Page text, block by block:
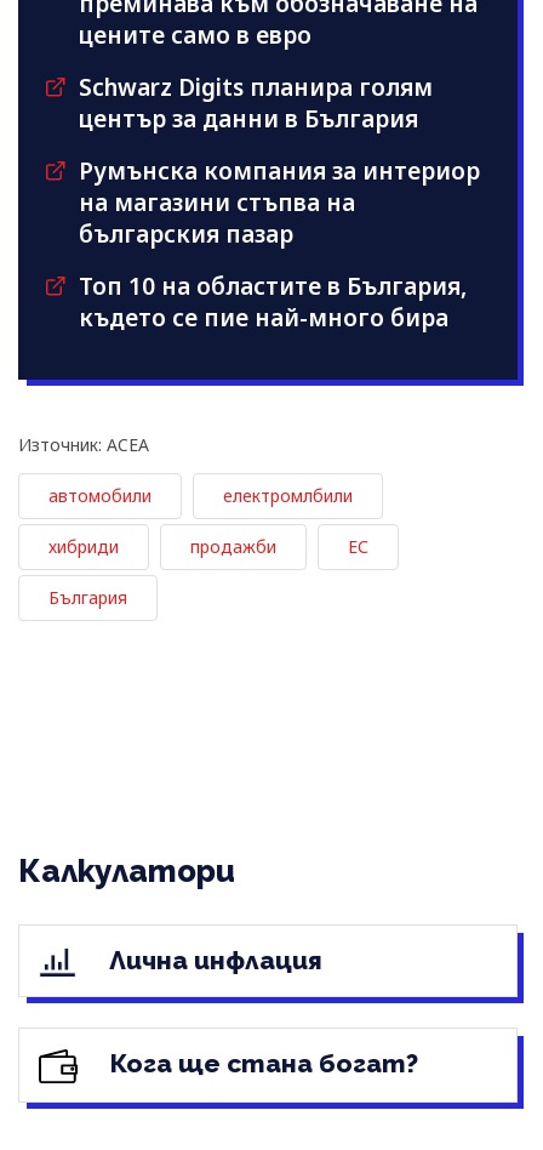
цените само в евро
Schwarz Digits планира голям
център за данни в България
Румънска компания за интериор
на магазини стъпва на
българския пазар
Топ 10 на областите в България,
където се пие най-много бира
Източник: ACEA
автомобили електромлбили
хибриди продажби ЕС
България
Калкулатори
Лична инфлация
Кога ще стана богат?